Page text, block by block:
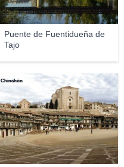
Puente de Fuentidueña de
Tajo
Chinchón